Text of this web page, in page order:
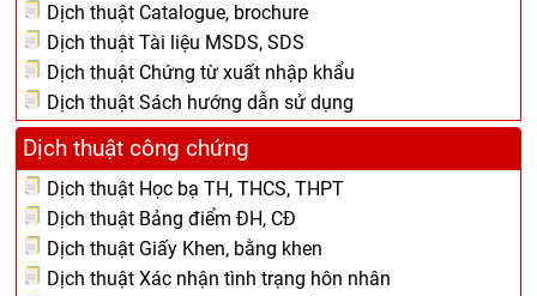
Dịch thuật Catalogue, brochure
Dịch thuật Tài liệu MSDS, SDS
Dịch thuật Chứng từ xuất nhập khẩu
Dịch thuật Sách hướng dẫn sử dụng
Dịch thuật công chứng
Dịch thuật Học bạ TH, THCS, THPT
Dịch thuật Bảng điểm ĐH, CĐ
Dịch thuật Giấy Khen, bằng khen
Dịch thuật Xác nhận tình trạng hôn nhân